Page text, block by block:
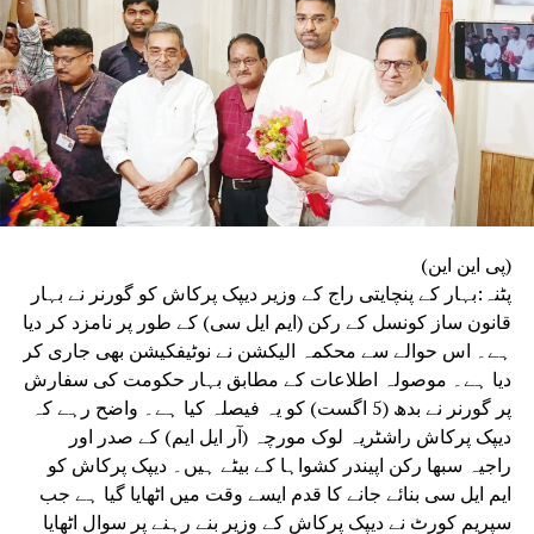
کا تفصیلی مطالعہ کرے گی۔
(پی این این)
پٹنہ:بہار کے پنچایتی راج کے وزیر دیپک پرکاش کو گورنر نے بہار
قانون ساز کونسل کے رکن (ایم ایل سی) کے طور پر نامزد کر دیا
ہے۔ اس حوالے سے محکمہ الیکشن نے نوٹیفکیشن بھی جاری کر
دیا ہے۔ موصولہ اطلاعات کے مطابق بہار حکومت کی سفارش
پر گورنر نے بدھ (5 اگست) کو یہ فیصلہ کیا ہے۔ واضح رہے کہ
دیپک پرکاش راشٹریہ لوک مورچہ (آر ایل ایم) کے صدر اور
راجیہ سبھا رکن اپیندر کشواہا کے بیٹے ہیں۔ دیپک پرکاش کو
ایم ایل سی بنائے جانے کا قدم ایسے وقت میں اٹھایا گیا ہے جب
سپریم کورٹ نے دیپک پرکاش کے وزیر بنے رہنے پر سوال اٹھایا